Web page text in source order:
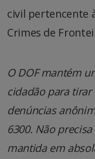
civil pertencente
Crimes de
O DOF mantém
cidadão para
denúncias
6300. Não
mantida em